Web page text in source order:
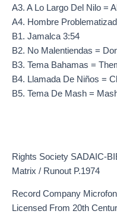
A3. A Lo Largo Del Nilo =
A4. Hombre
B1. Jamalca 3:54
B2. No Malentiendas =
B3. Tema Bahamas =
B4. Llamada De Niños =
B5. Tema De Mash =
Rights Society SADAIC-
Matrix / Runout P.1974
Record Company
Licensed From 20th